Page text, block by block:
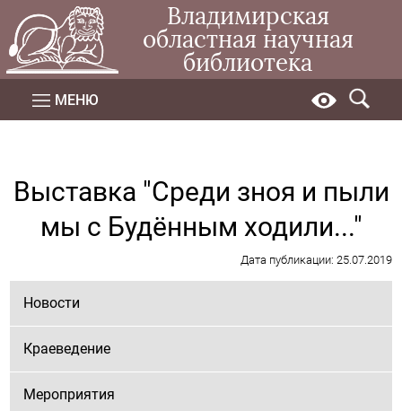
Владимирская
областная научная
библиотека
МЕНЮ
Выставка "Среди зноя и пыли
мы с Будённым ходили..."
Дата публикации: 25.07.2019
Новости
Краеведение
Мероприятия